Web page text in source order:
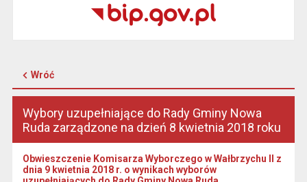
Wróć
Wybory uzupełniające do Rady Gminy Nowa
Ruda zarządzone na dzień 8 kwietnia 2018 roku
Obwieszczenie Komisarza Wyborczego w Wałbrzychu II z
dnia 9 kwietnia 2018 r. o wynikach wyborów